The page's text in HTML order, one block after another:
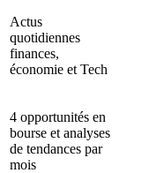
Actus
quotidiennes
finances,
économie et Tech
4 opportunités en
bourse et analyses
de tendances par
mois